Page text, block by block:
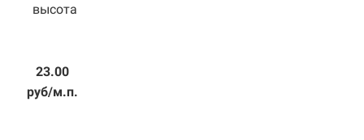
высота
23.00
руб/м.п.